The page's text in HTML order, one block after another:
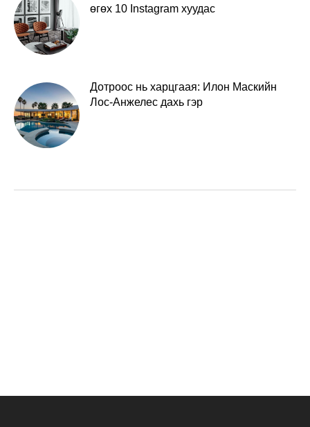
өгөх 10 Instagram хуудас
Дотроос нь харцгаая: Илон Маскийн
Лос-Анжелес дахь гэр